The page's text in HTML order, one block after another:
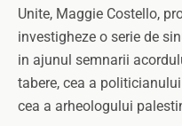
Unite, Maggie Costello,
investigheze o serie de
in ajunul semnarii
tabere, cea a
cea a arheologului